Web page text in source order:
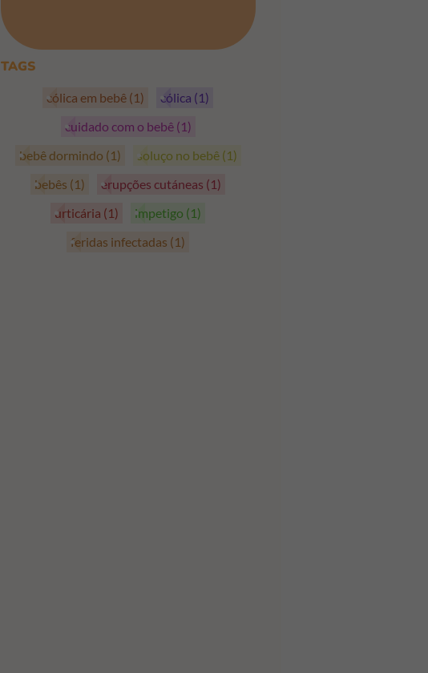
TAGS
cólica em bebê (1) cólica (1)
cuidado com o bebê (1)
bebê dormindo (1) soluço no bebê (1)
bebês (1) erupções cutáneas (1)
urticária (1) impetigo (1)
feridas infectadas (1)